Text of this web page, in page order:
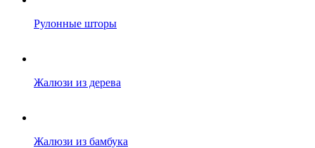
Рулонные шторы
Жалюзи из дерева
Жалюзи из бамбука